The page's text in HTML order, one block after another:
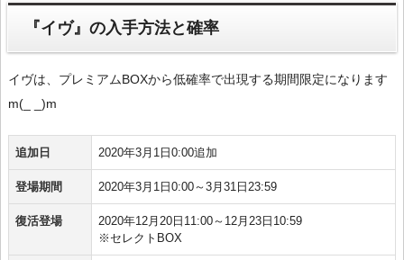
『イヴ』の入手方法と確率
イヴは、プレミアムBOXから低確率で出現する期間限定になります
m(_ _)m
追加日 2020年3月1日0:00追加
登場期間 2020年3月1日0:00～3月31日23:59
復活登場
2020年12月20日11:00～12月23日10:59
※セレクトBOX